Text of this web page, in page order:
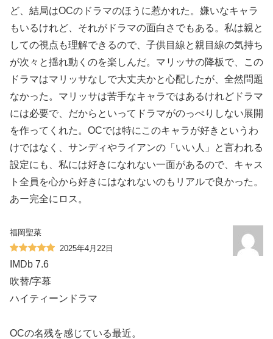
ど、結局はOCのドラマのほうに惹かれた。嫌いなキャラ
もいるけれど、それがドラマの面白さでもある。私は親と
しての視点も理解できるので、子供目線と親目線の気持ち
が次々と揺れ動くのを楽しんだ。マリッサの降板で、この
ドラマはマリッサなしで大丈夫かと心配したが、全然問題
なかった。マリッサは苦手なキャラではあるけれどドラマ
には必要で、だからといってドラマがのっぺりしない展開
を作ってくれた。OCでは特にこのキャラが好きというわ
けではなく、サンディやライアンの「いい人」と言われる
設定にも、私には好きになれない一面があるので、キャス
ト全員を心から好きにはなれないのもリアルで良かった。
あー完全にロス。
福岡聖菜
2025年4月22日
IMDb 7.6
吹替/字幕
ハイティーンドラマ
OCの名残を感じている最近。